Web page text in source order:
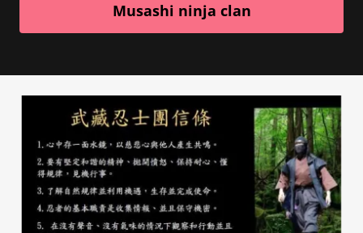
Musashi ninja clan